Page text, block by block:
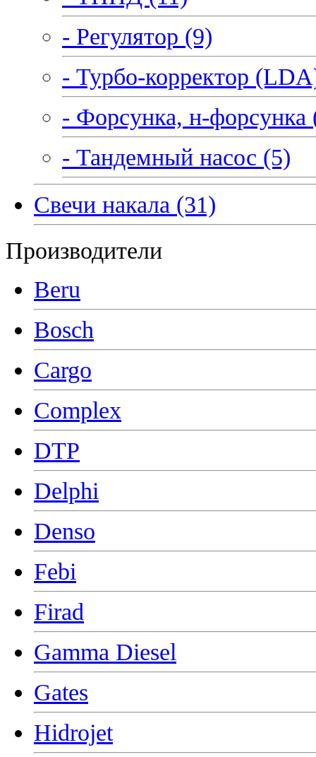
- Регулятор (9)
- Турбо-корректор
- Форсунка, н-форсунка
- Тандемный насос (5)
Свечи накала (31)
Производители
Beru
Bosch
Cargo
Complex
DTP
Delphi
Denso
Febi
Firad
Gamma Diesel
Gates
Hidrojet